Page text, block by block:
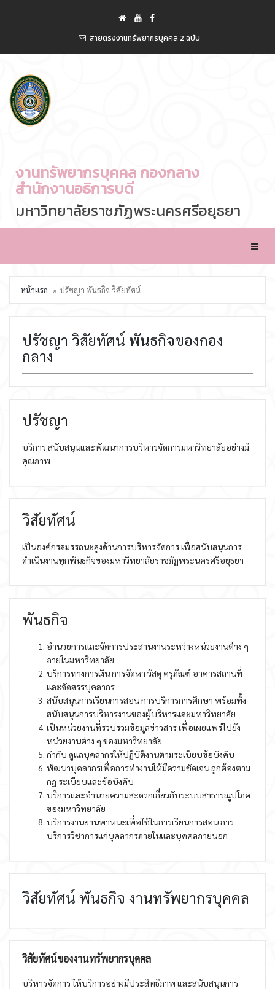
สายตรงงานทรัพยากรบุคคล 2 ฉบับ
งานทรัพยากรบุคคล กองกลาง
สำนักงานอธิการบดี
มหาวิทยาลัยราชภัฏพระนครศรีอยุธยา
หน้าแรก ปรัชญา พันธกิจ วิสัยทัศน์
ปรัชญา วิสัยทัศน์ พันธกิจของกอง
กลาง
ปรัชญา
บริการ สนับสนุนและพัฒนาการบริหารจัดการมหาวิทยาลัยอย่างมี
คุณภาพ
วิสัยทัศน์
เป็นองค์กรสมรรถนะสูงด้านการบริหารจัดการ เพื่อสนับสนุนการ
ดำเนินงานทุกพันธกิจของมหาวิทยาลัยราชภัฏพระนครศรีอยุธยา
พันธกิจ
อำนวยการและจัดการประสานงานระหว่างหน่วยงานต่าง ๆ
ภายในมหาวิทยาลัย
บริการทางการเงิน การจัดหา วัสดุ ครุภัณฑ์ อาคารสถานที่
และจัดสรรบุคลากร
สนับสนุนการเรียนการสอน การบริการการศึกษา พร้อมทั้ง
สนับสนุนการบริหารงานของผู้บริหารและมหาวิทยาลัย
เป็นหน่วยงานที่รวบรวมข้อมูลข่าวสาร เพื่อเผยแพร่ไปยัง
หน่วยงานต่าง ๆ ของมหาวิทยาลัย
กำกับ ดูแลบุคลากรให้ปฏิบัติงานตามระเบียบข้อบังคับ
พัฒนาบุคลากรเพื่อการทำงานให้มีความชัดเจน ถูกต้องตาม
กฎ ระเบียบและข้อบังคับ
บริการและอำนวยความสะดวกเกี่ยวกับระบบสาธารณูปโภค
ของมหาวิทยาลัย
บริการงานยานพาหนะเพื่อใช้ในการเรียนการสอน การ
บริการวิชาการแก่บุคลากรภายในและบุคคลภายนอก
วิสัยทัศน์ พันธกิจ งานทรัพยากรบุคคล
วิสัยทัศน์ของงานทรัพยากรบุคคล
บริหารจัดการ ให้บริการอย่างมีประสิทธิภาพ และสนับสนุนการ